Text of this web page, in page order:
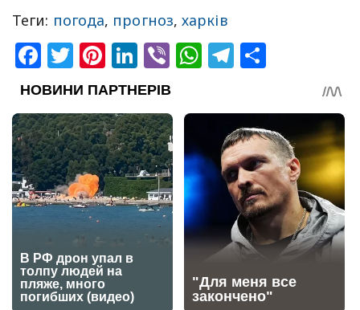
Теги: погода, прогноз,харків
Facebook
Twitter
Pinterest
LinkedIn
ViberWhatsApp
Telegram